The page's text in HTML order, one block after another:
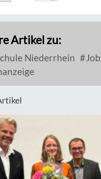
Artikel zu:
Niederrhein